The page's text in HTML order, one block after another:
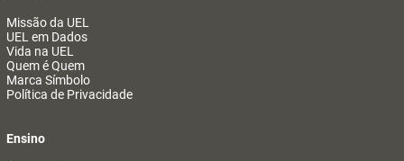
Missão da UEL
UEL em Dados
Vida na UEL
Quem é Quem
Marca Símbolo
Política de Privacidade
Ensino